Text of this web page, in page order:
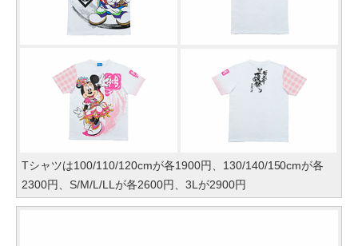
Tシャツは100/110/120cmが各1900円、130/140/150cmが各
2300円、S/M/L/LLが各2600円、3Lが2900円